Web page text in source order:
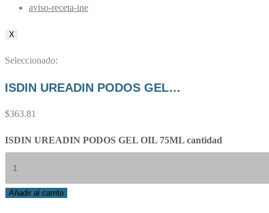
aviso-receta-ine
X
Seleccionado:
ISDIN UREADIN PODOS GEL…
$363.81
ISDIN UREADIN PODOS GEL OIL 75ML cantidad
Añadir al carrito